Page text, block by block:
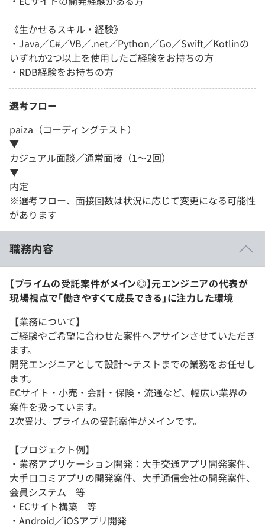
《生かせるスキル・経験》
・Java／C#／VB／.net／Python／Go／Swift／Kotlinの
いずれか2つ以上を使用したご経験をお持ちの方
・RDB経験をお持ちの方
選考フロー
paiza（コーディングテスト）
▼
カジュアル面談／通常面接（1～2回）
▼
内定
※選考フロー、面接回数は状況に応じて変更になる可能性
があります
職務内容
【プライムの受託案件がメイン◎】元エンジニアの代表が
現場視点で「働きやすくて成長できる」に注力した環境
【業務について】
ご経験やご希望に合わせた案件へアサインさせていただき
ます。
開発エンジニアとして設計～テストまでの業務をお任せし
ます。
ECサイト・小売・会計・保険・流通など、幅広い業界の
案件を扱っています。
2次受け、プライムの受託案件がメインです。
【プロジェクト例】
・業務アプリケーション開発：大手交通アプリ開発案件、
大手口コミアプリの開発案件、大手通信会社の開発案件、
会員システム 等
・ECサイト構築 等
・Android／iOSアプリ開発